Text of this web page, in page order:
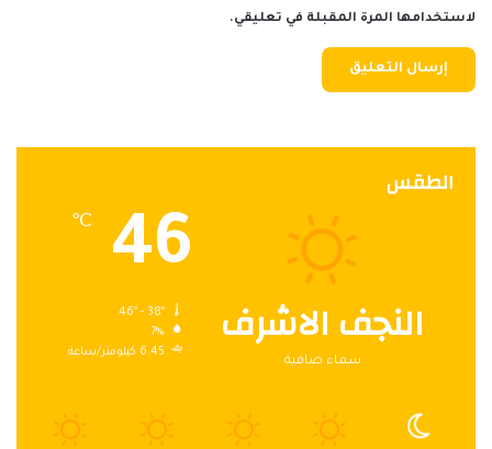
لاستخدامها المرة المقبلة في تعليقي.
الطقس
النجف الاشرف
سماء صافية
46
℃
7%
6.45 كيلومتر/ساعة